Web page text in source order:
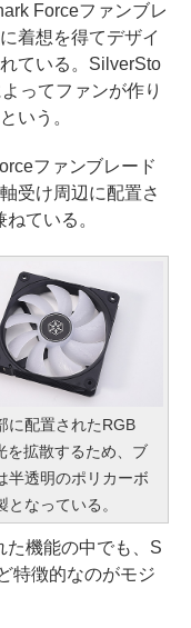
Forceファンブレ
着想を得てデザイ
ている。SilverSto
ってファンが作り
いう。
ファンブレード
受け周辺に配置さ
ている。
に配置されたRGB
を拡散するため、ブ
半透明のポリカーボ
となっている。
機能の中でも、S
特徴的なのがモジ